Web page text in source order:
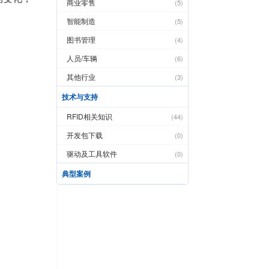
商业零售 (5)
智能制造 (5)
图书管理 (4)
人员/车辆 (6)
其他行业 (3)
技术与支持
RFID相关知识 (44)
开发包下载 (0)
驱动及工具软件 (0)
典型案例